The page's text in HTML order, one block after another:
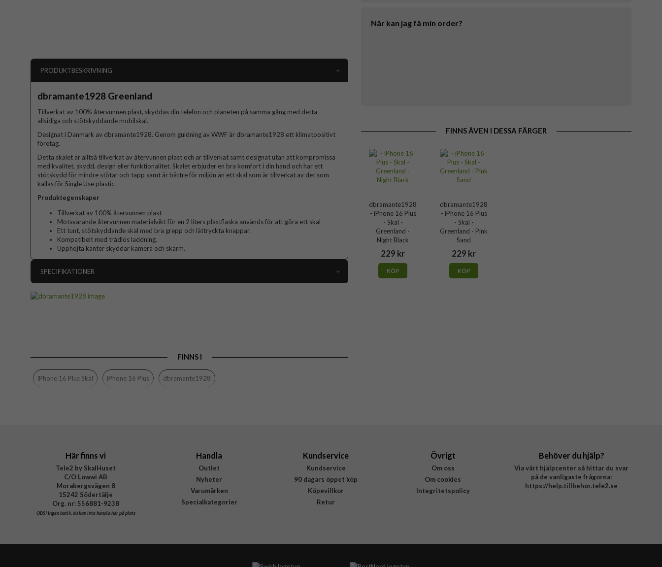
När kan jag få min order?
FINNS ÄVEN I DESSA FÄRGER
dbramante1928
- iPhone 16 Plus
- Skal -
Greenland -
Night Black
229 kr
KÖP
dbramante1928
- iPhone 16 Plus
- Skal -
Greenland - Pink
Sand
229 kr
KÖP
PRODUKTBESKRIVNING
dbramante1928 Greenland
Tillverkat av 100% återvunnen plast, skyddas din telefon och planeten på samma gång med detta
allsidiga och stötskyddande mobilskal.
Designat i Danmark av dbramante1928. Genom guidning av WWF är dbramante1928 ett klimatpositivt
företag.
Detta skalet är alltså tillverkat av återvunnen plast och är tillverkat samt designat utan att kompromissa
med kvalitet, skydd, design eller funktionalitet. Skalet erbjuder en bra komfort i din hand och har ett
stötskydd för mindre stötar och tapp samt är bättre för miljön än ett skal som är tillverkat av det som
kallas för Single Use plastic.
Produktegenskaper
Tillverkat av 100% återvunnen plast
Motsvarande återvunnen materialvikt för en 2 liters plastflaska används för att göra ett skal
Ett tunt, stötskyddande skal med bra grepp och lättryckta knappar.
Kompatibelt med trådlös laddning.
Upphöjta kanter skyddar kamera och skärm.
SPECIFIKATIONER
Material
FINNS I
iPhone 16 Plus Skal iPhone 16 Plus dbramante1928
Här finns vi
Tele2 by SkalHuset
C/O Lowwi AB
Morabergsvägen 8
15242 Södertälje
Org. nr: 556881-9238
OBS!Ingen butik, du kan inte handla här på plats
Handla
Outlet
Nyheter
Varumärken
Specialkategorier
Kundservice
Kundservice
90 dagars öppet köp
Köpevillkor
Retur
Övrigt
Om oss
Om cookies
Integritetspolicy
Behöver du hjälp?
Via vårt hjälpcenter så hittar du svar
på de vanligaste frågorna:
https://help.tillbehor.tele2.se